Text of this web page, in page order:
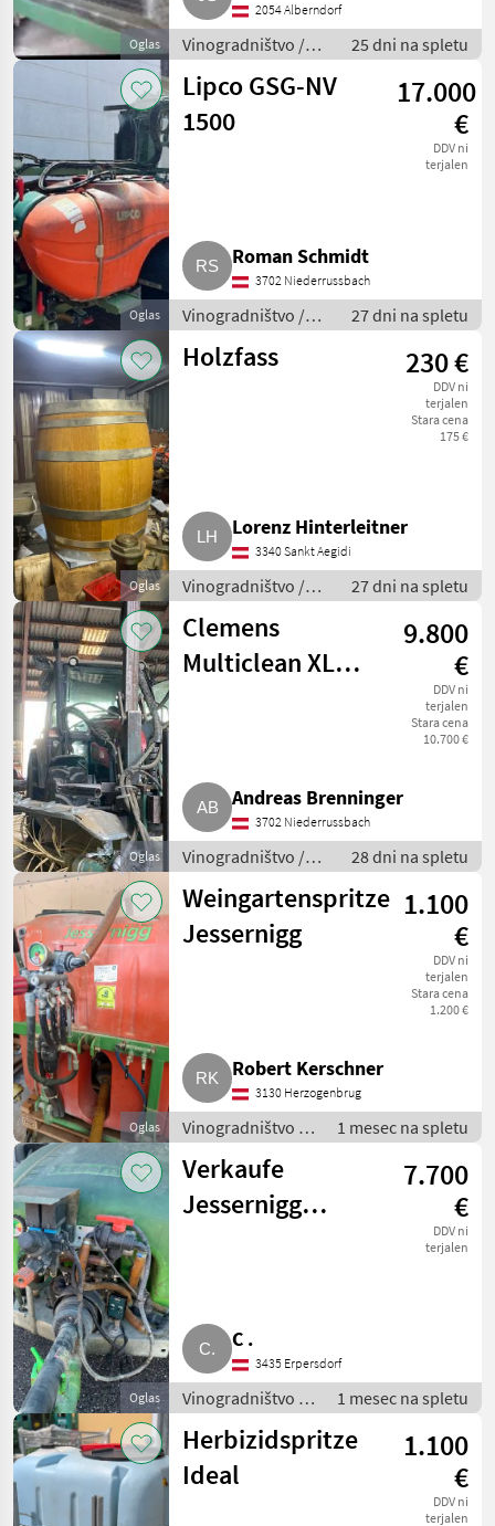
Oglas
2054 Alberndorf
Vinogradništvo /
Drugi stroji za
vinogradništvo
25 dni na spletu
Oglas
Lipco GSG-NV
1500
17.000
€
DDV ni
terjalen
Roman Schmidt
3702 Niederrussbach
Vinogradništvo /
Drugi stroji za
vinogradništvo
27 dni na spletu
Oglas
Holzfass 230 €
DDV ni
terjalen
Stara cena
175 €
Lorenz Hinterleitner
3340 Sankt Aegidi
Vinogradništvo /
Drugi stroji za
vinogradništvo
27 dni na spletu
Oglas
Clemens
Multiclean XL
9.800
€
DDV ni
terjalen
Stara cena
10.700 €
Andreas Brenninger
3702 Niederrussbach
Vinogradništvo /
Drugi stroji za
vinogradništvo
28 dni na spletu
Oglas
Weingartenspritze
Jessernigg
1.100
€
DDV ni
terjalen
Stara cena
1.200 €
Robert Kerschner
3130 Herzogenbrug
Vinogradništvo /
Drugi stroji za
vinogradništvo
1 mesec na spletu
Oglas
Verkaufe
Jessernigg
7.700
€
DDV ni
terjalen
C .
3435 Erpersdorf
Vinogradništvo /
Drugi stroji za
vinogradništvo
1 mesec na spletu
Herbizidspritze
Ideal
1.100
€
DDV ni
terjalen